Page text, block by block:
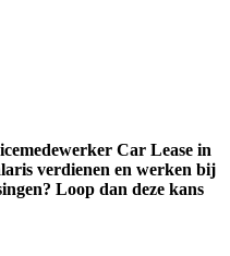
Car Lease in
verdienen en werken bij
Loop dan deze kans